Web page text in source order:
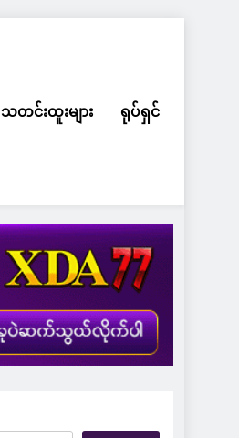
သတင်းထူးများ ရုပ်ရှင်